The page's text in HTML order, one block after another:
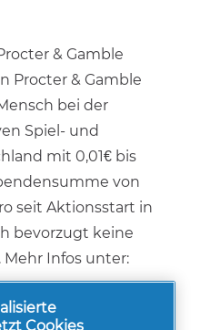
& Gamble
Procter & Gamble
bei der
Spiel- und
mit 0,01€ bis
von
seit Aktionsstart in
bevorzugt keine
Infos unter:
Cookies